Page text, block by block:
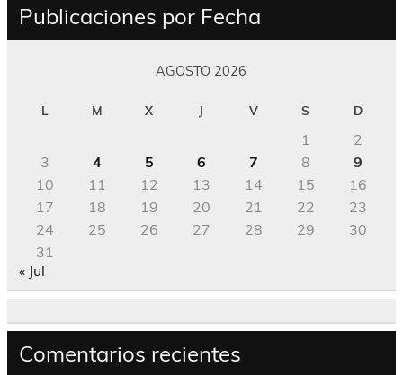
Publicaciones por Fecha
AGOSTO 2026
L M X J V S D
1
2
3
4 5 6 7 8
9
10
11 12 13 14 15
16
17
18 19 20 21 22
23
24
25 26 27 28 29
30
31
« Jul
Comentarios recientes